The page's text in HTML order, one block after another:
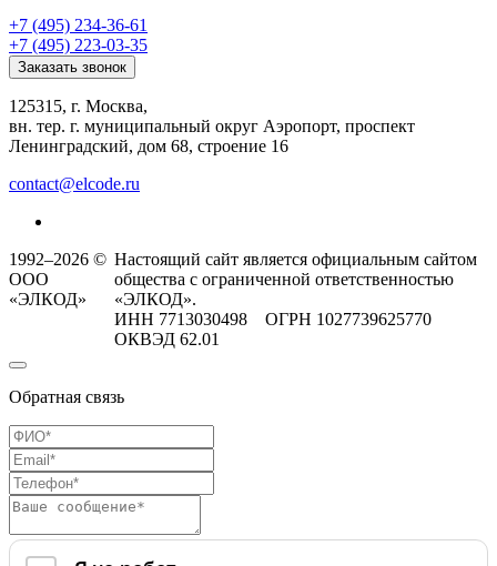
+7 (495) 234-36-61
+7 (495) 223-03-35
Заказать звонок
125315, г. Москва,
вн. тер. г. муниципальный округ Аэропорт, проспект
Ленинградский, дом 68, строение 16
contact@elcode.ru
1992–2026 ©
ООО
«ЭЛКОД»
Настоящий сайт является официальным сайтом
общества с ограниченной ответственностью
«ЭЛКОД».
ИНН 7713030498 ОГРН 1027739625770
ОКВЭД 62.01
Обратная связь